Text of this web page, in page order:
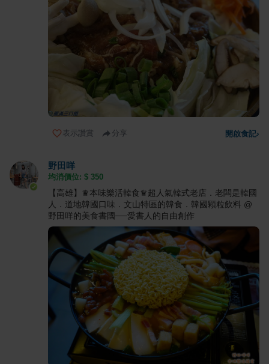
表示讚賞 分享 開啟食記›
野田咩
均消價位: $ 350
【高雄】♛本味樂活韓食♛超人氣韓式老店．老闆是韓國
人．道地韓國口味．文山特區的韓食．韓國顆粒飲料 @
野田咩的美食書國──愛書人的自由創作